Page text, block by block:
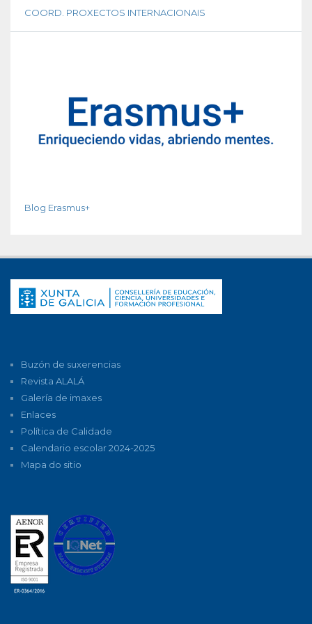
COORD. PROXECTOS INTERNACIONAIS
Blog Erasmus+
Buzón de suxerencias
Revista ALALÁ
Galería de imaxes
Enlaces
Política de Calidade
Calendario escolar 2024-2025
Mapa do sitio